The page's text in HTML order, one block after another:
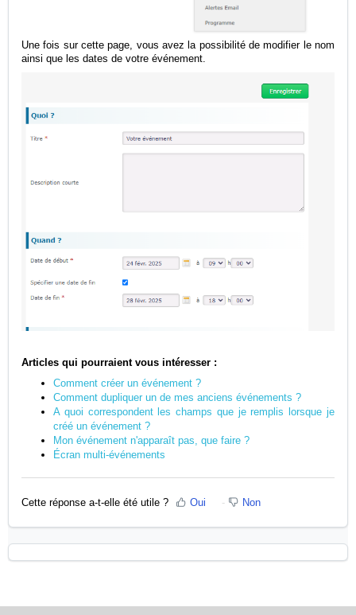
Une fois sur cette page, vous avez la possibilité de modifier le nom
ainsi que les dates de votre événement.
Articles qui pourraient vous intéresser :
Comment créer un événement ?
Comment dupliquer un de mes anciens événements ?
A quoi correspondent les champs que je remplis lorsque je
créé un événement ?
Mon événement n'apparaît pas, que faire ?
Écran multi-événements
Cette réponse a-t-elle été utile ? Oui Non